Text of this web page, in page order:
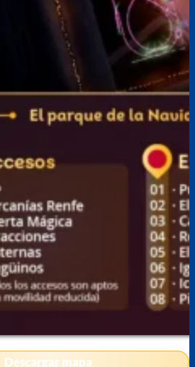
Descargar mapa